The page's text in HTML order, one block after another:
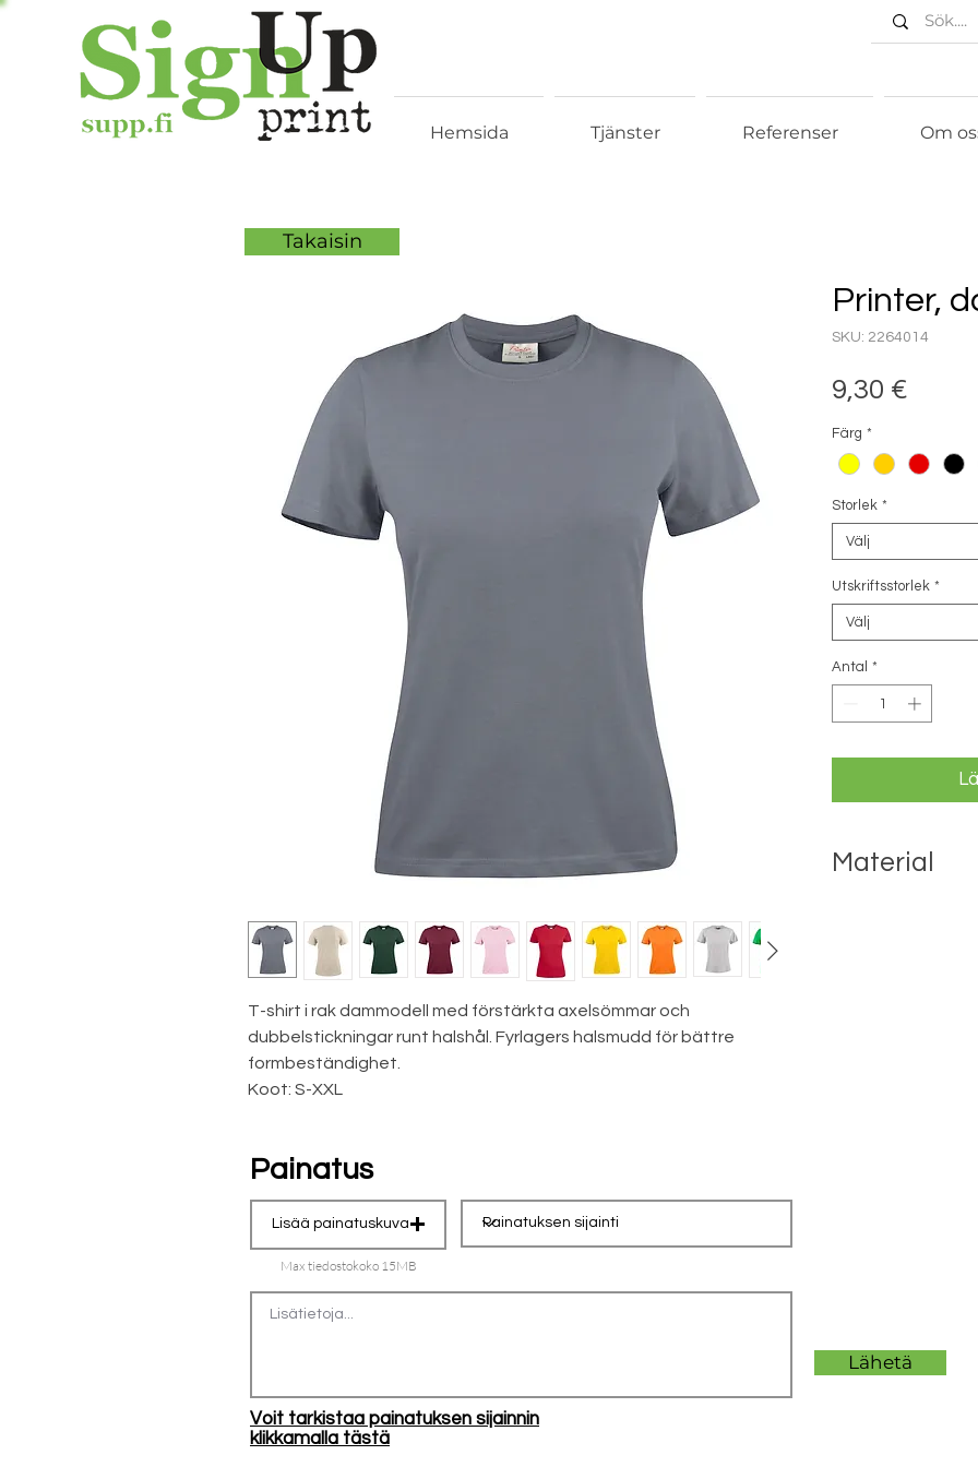
Hemsida Tjänster Referenser Om
T-shirt i rak dammodell med förstärkta axelsömmar och
dubbelstickningar runt halshål. Fyrlagers halsmudd för bättre
formbeständighet.
Koot: S-XXL
Printer,
SKU: 2264014
9,30 €
Färg *
Storlek *
Välj
Utskriftsstorlek *
Välj
Antal *
Material
Takaisin
Painatus
Lisää painatuskuva
Max tiedostokoko 15MB
Voit tarkistaa painatuksen sijainnin
klikkamalla tästä
Lähetä